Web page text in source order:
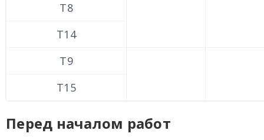
Т8
Т14
Т9
Т15
Перед началом работ